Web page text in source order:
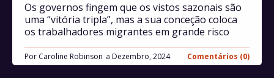
Por Caroline Robinson Dezembro, 2024 Comentários (0)
Os governos fingem que os vistos sazonais são
uma “vitória tripla”, mas a sua conceção coloca
os trabalhadores migrantes em grande risco